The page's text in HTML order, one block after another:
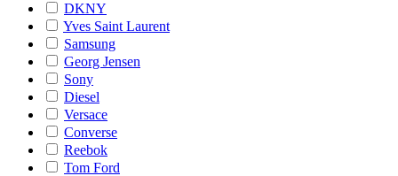
DKNY
Yves Saint Laurent
Samsung
Georg Jensen
Sony
Diesel
Versace
Converse
Reebok
Tom Ford